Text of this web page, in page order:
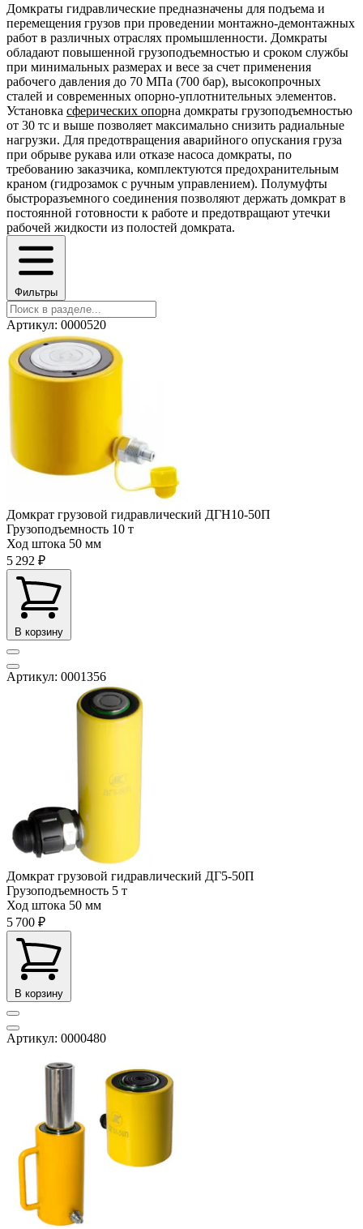
Домкраты гидравлические предназначены для подъема и
перемещения грузов при проведении монтажно-демонтажных
работ в различных отраслях промышленности. Домкраты
обладают повышенной грузоподъемностью и сроком службы
при минимальных размерах и весе за счет применения
рабочего давления до 70 МПа (700 бар), высокопрочных
сталей и современных опорно-уплотнительных элементов.
Установка сферических опорна домкраты грузоподъемностью
от 30 тс и выше позволяет максимально снизить радиальные
нагрузки. Для предотвращения аварийного опускания груза
при обрыве рукава или отказе насоса домкраты, по
требованию заказчика, комплектуются предохранительным
краном (гидрозамок с ручным управлением). Полумуфты
быстроразъемного соединения позволяют держать домкрат в
постоянной готовности к работе и предотвращают утечки
рабочей жидкости из полостей домкрата.
Фильтры
Артикул: 0000520
Домкрат грузовой гидравлический ДГН10-50П
Грузоподъемность 10 т
Ход штока 50 мм
5 292 ₽
В корзину
Артикул: 0001356
Домкрат грузовой гидравлический ДГ5-50П
Грузоподъемность 5 т
Ход штока 50 мм
5 700 ₽
В корзину
Артикул: 0000480